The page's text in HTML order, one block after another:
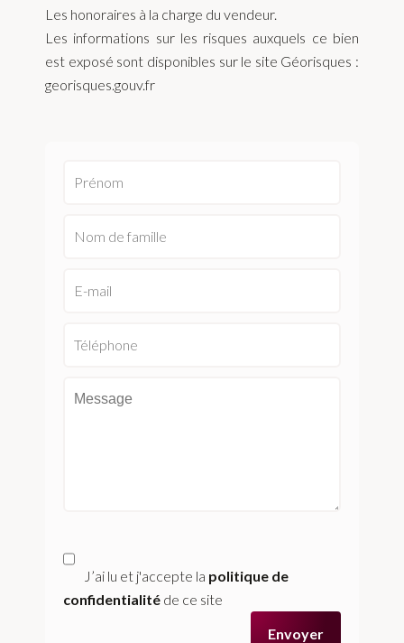
Les honoraires à la charge du vendeur.
Les informations sur les risques auxquels ce bien
est exposé sont disponibles sur le site Géorisques :
georisques.gouv.fr
J’ai lu et j'accepte la politique de
confidentialité de ce site
Envoyer